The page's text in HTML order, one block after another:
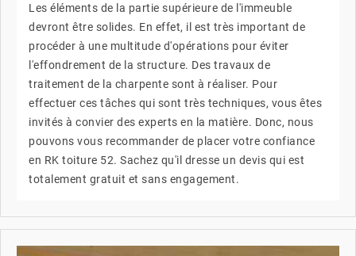
Les éléments de la partie supérieure de l'immeuble
devront être solides. En effet, il est très important de
procéder à une multitude d'opérations pour éviter
l'effondrement de la structure. Des travaux de
traitement de la charpente sont à réaliser. Pour
effectuer ces tâches qui sont très techniques, vous êtes
invités à convier des experts en la matière. Donc, nous
pouvons vous recommander de placer votre confiance
en RK toiture 52. Sachez qu'il dresse un devis qui est
totalement gratuit et sans engagement.